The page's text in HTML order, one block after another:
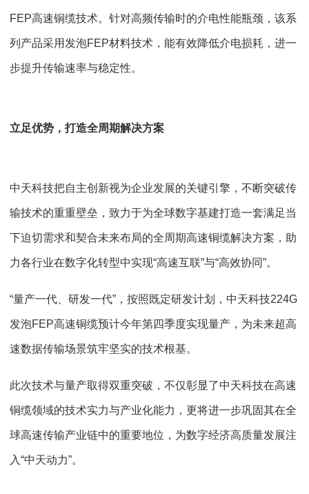
FEP高速铜缆技术。针对高频传输时的介电性能瓶颈，该系
列产品采用发泡FEP材料技术，能有效降低介电损耗，进一
步提升传输速率与稳定性。
立足优势，打造全周期解决方案
中天科技把自主创新视为企业发展的关键引擎，不断突破传
输技术的重重壁垒，致力于为全球数字基建打造一套满足当
下迫切需求和契合未来布局的全周期高速铜缆解决方案，助
力各行业在数字化转型中实现“高速互联”与“高效协同”。
“量产一代、研发一代”，按照既定研发计划，中天科技224G
发泡FEP高速铜缆预计今年第四季度实现量产，为未来超高
速数据传输场景筑牢坚实的技术根基。
此次技术与量产取得双重突破，不仅彰显了中天科技在高速
铜缆领域的技术实力与产业化能力，更将进一步巩固其在全
球高速传输产业链中的重要地位，为数字经济高质量发展注
入“中天动力”。